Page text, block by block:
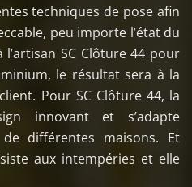
techniques de pose afin
peu importe l’état du
SC Clôture 44 pour
le résultat sera à la
Pour SC Clôture 44, la
innovant et s’adapte
différentes maisons. Et
aux intempéries et elle